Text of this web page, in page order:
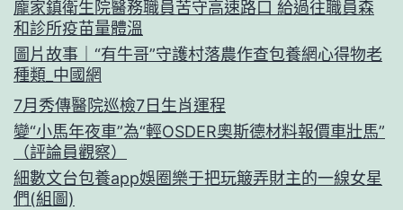
龐家鎮衛生院醫務職員苦守高速路口 給過往職員森
和診所疫苗量體溫
圖片故事｜“有牛哥”守護村落農作查包養網心得物老
種類_中國網
7月秀傳醫院巡檢7日生肖運程
變“小馬年夜車”為“輕OSDER奧斯德材料報價車壯馬”
（評論員觀察）
細數文台包養app娛圈樂于把玩簸弄財主的一線女星
們(組圖)